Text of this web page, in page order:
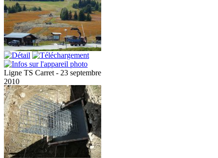
Ligne TS Carret - 23 septembre
2010